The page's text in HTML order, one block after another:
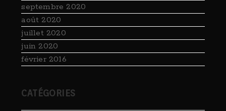
septembre 2020
août 2020
juillet 2020
juin 2020
février 2016
CATÉGORIES